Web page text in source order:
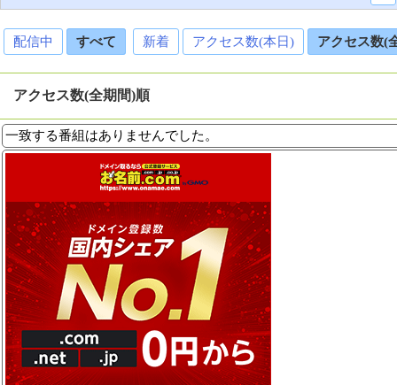
配信中 すべて 新着 アクセス数(本日) アクセス数(
アクセス数(全期間)順
一致する番組はありませんでした。